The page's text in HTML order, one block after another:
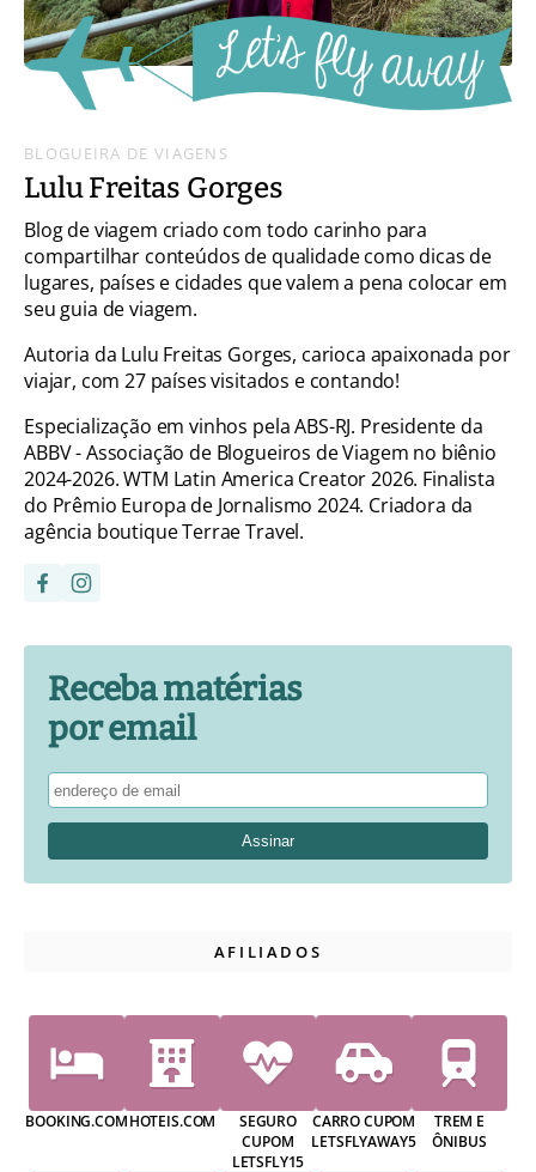
BLOGUEIRA DE VIAGENS
Lulu Freitas Gorges
Blog de viagem criado com todo carinho para
compartilhar conteúdos de qualidade como dicas de
lugares, países e cidades que valem a pena colocar em
seu guia de viagem.
Autoria da Lulu Freitas Gorges, carioca apaixonada por
viajar, com 27 países visitados e contando!
Especialização em vinhos pela ABS-RJ. Presidente da
ABBV - Associação de Blogueiros de Viagem no biênio
2024-2026. WTM Latin America Creator 2026. Finalista
do Prêmio Europa de Jornalismo 2024. Criadora da
agência boutique Terrae Travel.
Receba matérias
por email
AFILIADOS
BOOKING.COMHOTEIS.COM
SEGURO
CUPOM
LETSFLY15
CARRO CUPOM
LETSFLYAWAY5
TREM E
ÔNIBUS